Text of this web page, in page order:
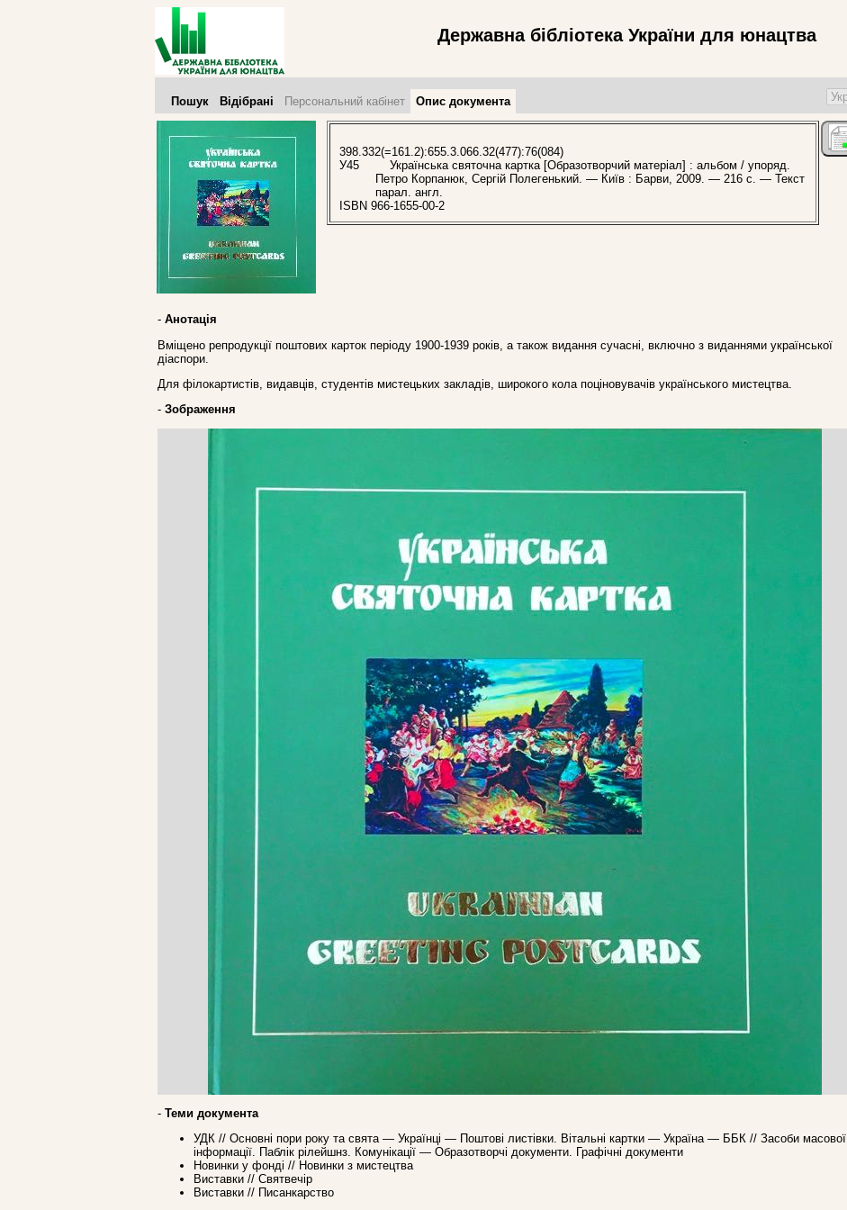
Державна бібліотека України для юнацтва
Пошук Відібрані Персональний кабінет Опис документа
398.332(=161.2):655.3.066.32(477):76(084)
У45
Українська святочна картка [Образотворчий матеріал] : альбом / упоряд.
Петро Корпанюк, Сергій Полегенький. — Київ : Барви, 2009. — 216 с. — Текст
парал. англ.
ISBN 966-1655-00-2
- Анотація
Вміщено репродукції поштових карток періоду 1900-1939 років, а також видання сучасні, включно з виданнями української
діаспори.
Для філокартистів, видавців, студентів мистецьких закладів, широкого кола поціновувачів українського мистецтва.
- Зображення
- Теми документа
УДК // Основні пори року та свята — Українці — Поштові листівки. Вітальні картки — Україна — ББК // Засоби масової
інформації. Паблік рілейшнз. Комунікації — Образотворчі документи. Графічні документи
Новинки у фонді // Новинки з мистецтва
Виставки // Святвечір
Виставки // Писанкарство